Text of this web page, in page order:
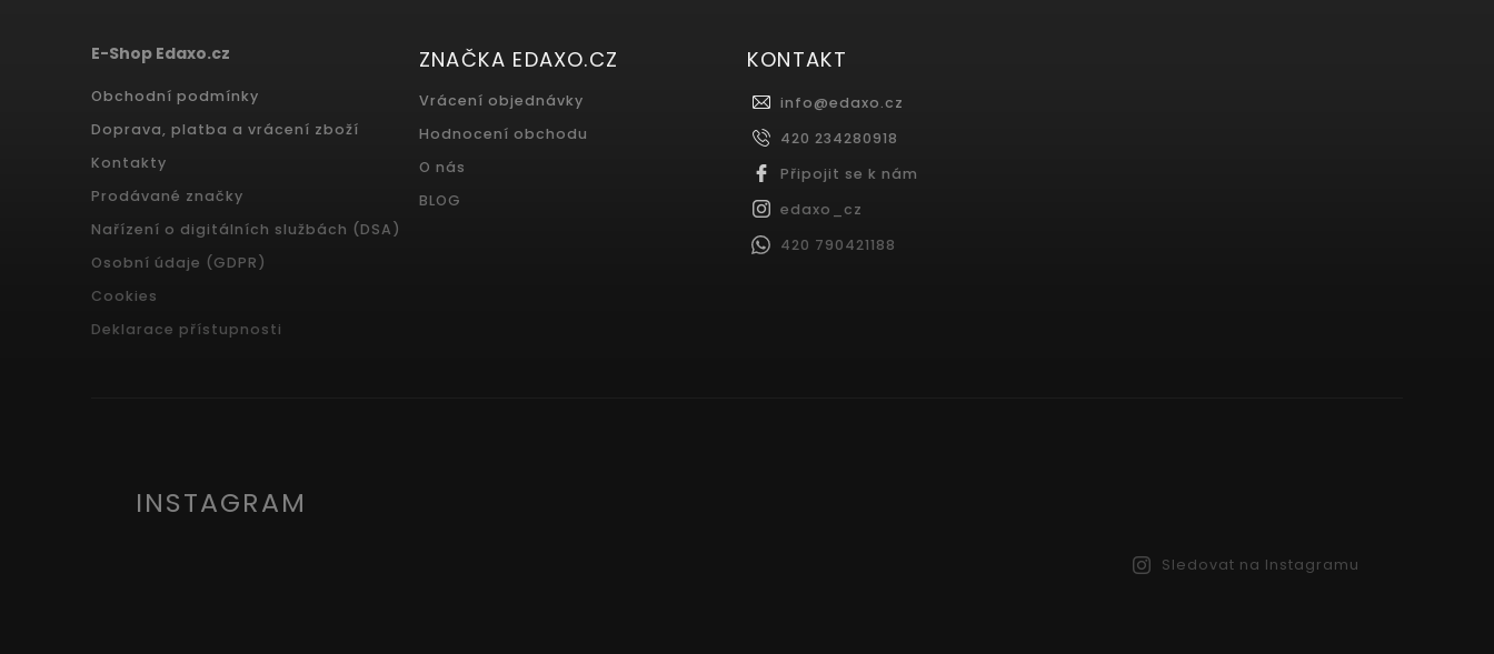
E-Shop Edaxo.cz
Obchodní podmínky
Doprava, platba a vrácení zboží
Kontakty
Prodávané značky
Nařízení o digitálních službách (DSA)
Osobní údaje (GDPR)
Cookies
Deklarace přístupnosti
ZNAČKA EDAXO.CZ
Vrácení objednávky
Hodnocení obchodu
O nás
BLOG
KONTAKT
info@edaxo.cz
420 234280918
Připojit se k nám
edaxo_cz
420 790421188
INSTAGRAM
Sledovat na Instagramu